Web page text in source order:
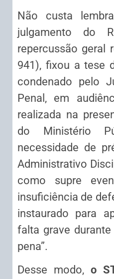
Não custa
julgamento do
repercussão geral
941), fixou a tese
condenado pelo
Penal, em
realizada na
do Ministério
necessidade de
Administrativo
como supre
insuficiência de
instaurado para
falta grave
pena”.
Desse modo, o